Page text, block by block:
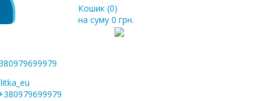
Кошик (0)
на суму0 грн.